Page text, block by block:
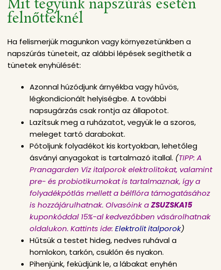
Mit tegyünk napszúrás esetén
felnőtteknél
Ha felismerjük magunkon vagy környezetünkben a
napszúrás tüneteit, az alábbi lépések segíthetik a
tünetek enyhülését:
Azonnal húzódjunk árnyékba vagy hűvös,
légkondicionált helyiségbe. A további
napsugárzás csak rontja az állapotot.
Lazítsuk meg a ruházatot, vegyük le a szoros,
meleget tartó darabokat.
Pótoljunk folyadékot kis kortyokban, lehetőleg
ásványi anyagokat is tartalmazó itallal. (TIPP: A
Pranagarden Víz italporok elektrolitokat, valamint
pre- és probiotikumokat is tartalmaznak, így a
folyadékpótlás mellett a bélflóra támogatásához
is hozzájárulhatnak. Olvasóink aZSUZSKA15
kuponkóddal 15%-al kedvezőbben vásárolhatnak
oldalukon. Kattints ide: Elektrolit italporok)
Hűtsük a testet hideg, nedves ruhával a
homlokon, tarkón, csuklón és nyakon.
Pihenjünk, feküdjünk le, a lábakat enyhén